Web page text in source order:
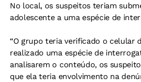
No local, os suspeitos teriam
adolescente a uma espécie de
“O grupo teria verificado o celular
realizado uma espécie de
analisarem o conteúdo, os
que ela teria envolvimento na